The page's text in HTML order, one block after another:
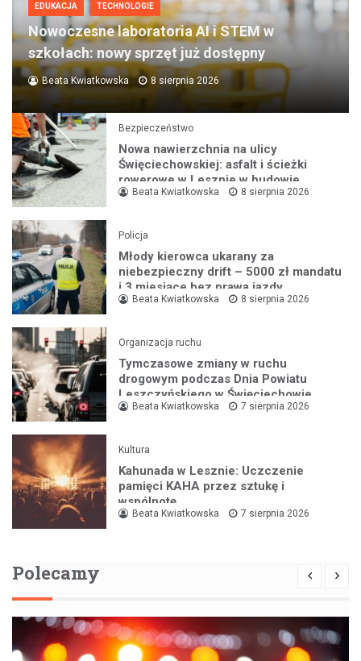
EDUKACJA TECHNOLOGIE
Nowoczesne laboratoria AI i STEM w
szkołach: nowy sprzęt już dostępny
Beata Kwiatkowska 8 sierpnia 2026
Bezpieczeństwo
Nowa nawierzchnia na ulicy
Święciechowskiej: asfalt i ścieżki
rowerowe w Lesznie w budowie
Beata Kwiatkowska 8 sierpnia 2026
Policja
Młody kierowca ukarany za
niebezpieczny drift – 5000 zł mandatu
i 3 miesiące bez prawa jazdy
Beata Kwiatkowska 8 sierpnia 2026
Organizacja ruchu
Tymczasowe zmiany w ruchu
drogowym podczas Dnia Powiatu
Leszczyńskiego w Święciechowie
Beata Kwiatkowska 7 sierpnia 2026
Kultura
Kahunada w Lesznie: Uczczenie
pamięci KAHA przez sztukę i
wspólnotę
Beata Kwiatkowska 7 sierpnia 2026
Polecamy